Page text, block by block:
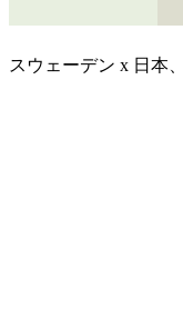
スウェーデン x 日本